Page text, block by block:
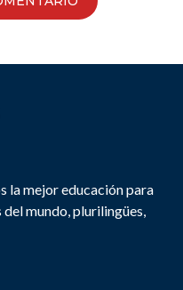
la mejor educación para
mundo, plurilingües,